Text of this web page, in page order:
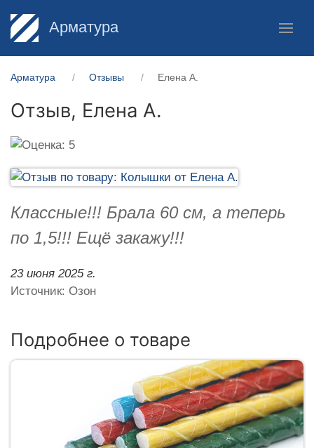
Арматура
Арматура Отзывы Елена А.
Отзыв, Елена А.
Классные!!! Брала 60 см, а теперь
по 1,5!!! Ещё закажу!!!
23 июня 2025 г.
Источник: Озон
Подробнее о товаре